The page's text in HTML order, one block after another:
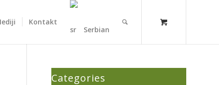
Kontakt
Serbian
Categories